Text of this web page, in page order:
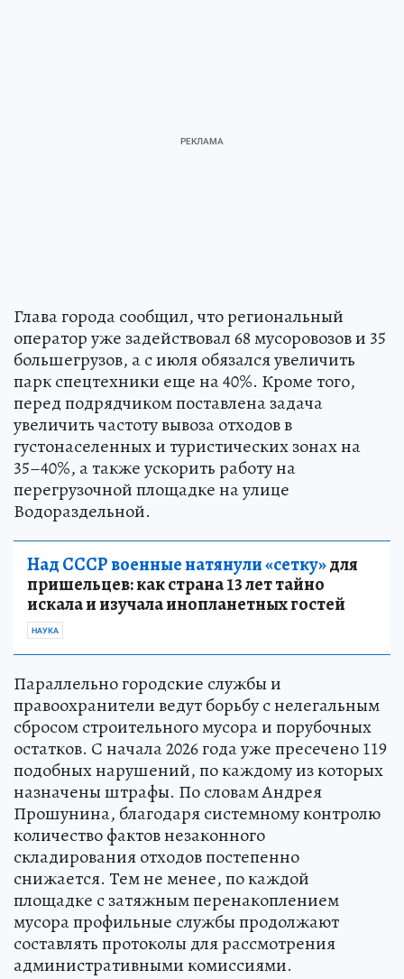
Глава города сообщил, что региональный
оператор уже задействовал 68 мусоровозов и 35
большегрузов, а с июля обязался увеличить
парк спецтехники еще на 40%. Кроме того,
перед подрядчиком поставлена задача
увеличить частоту вывоза отходов в
густонаселенных и туристических зонах на
35–40%, а также ускорить работу на
перегрузочной площадке на улице
Водораздельной.
Над СССР военные натянули «сетку»для
пришельцев: как страна 13 лет тайно
искала и изучала инопланетных гостей
НАУКА
Параллельно городские службы и
правоохранители ведут борьбу с нелегальным
сбросом строительного мусора и порубочных
остатков. С начала 2026 года уже пресечено 119
подобных нарушений, по каждому из которых
назначены штрафы. По словам Андрея
Прошунина, благодаря системному контролю
количество фактов незаконного
складирования отходов постепенно
снижается. Тем не менее, по каждой
площадке с затяжным перенакоплением
мусора профильные службы продолжают
составлять протоколы для рассмотрения
административными комиссиями.